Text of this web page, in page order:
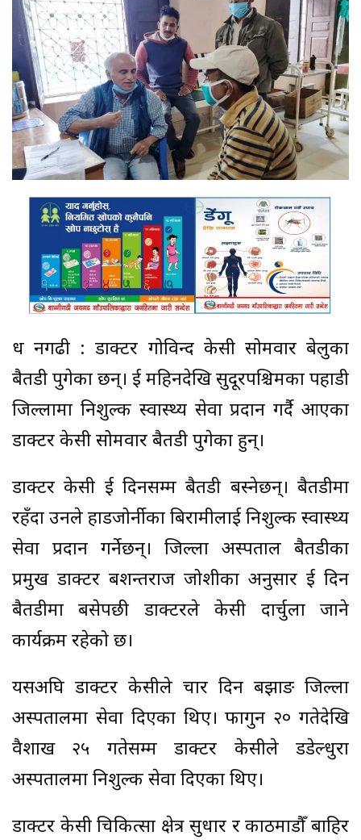
ध नगढी : डाक्टर गोविन्द केसी सोमवार बेलुका
बैतडी पुगेका छन्। दुई महिनदेखि सुदूरपश्चिमका पहाडी
जिल्लामा निशुल्क स्वास्थ्य सेवा प्रदान गर्दै आएका
डाक्टर केसी सोमवार बैतडी पुगेका हुन्।
डाक्टर केसी दुई दिनसम्म बैतडी बस्नेछन्। बैतडीमा
रहँदा उनले हाडजोर्नीका बिरामीलाई निशुल्क स्वास्थ्य
सेवा प्रदान गर्नेछन्। जिल्ला अस्पताल बैतडीका
प्रमुख डाक्टर बशन्तराज जोशीका अनुसार दुई दिन
बैतडीमा बसेपछी डाक्टरले केसी दार्चुला जाने
कार्यक्रम रहेको छ।
यसअघि डाक्टर केसीले चार दिन बझाङ जिल्ला
अस्पतालमा सेवा दिएका थिए। फागुन २० गतेदेखि
वैशाख २५ गतेसम्म डाक्टर केसीले डडेल्धुरा
अस्पतालमा निशुल्क सेवा दिएका थिए।
डाक्टर केसी चिकित्सा क्षेत्र सुधार र काठमाडौँ बाहिर